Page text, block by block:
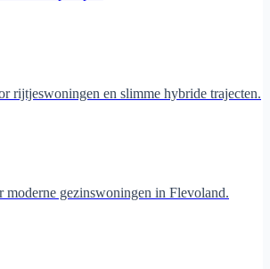
rijtjeswoningen en slimme hybride trajecten.
moderne gezinswoningen in Flevoland.